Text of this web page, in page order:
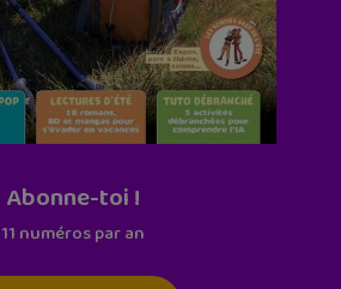
Abonne-toi !
11 numéros par an